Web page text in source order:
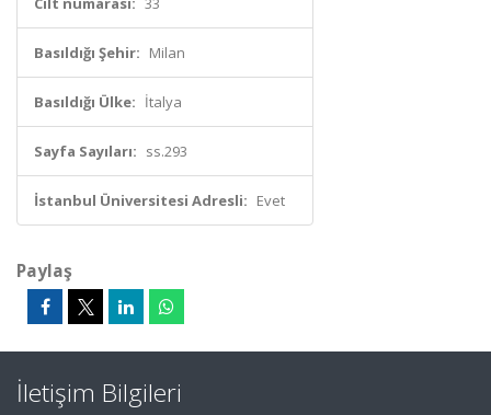
Basıldığı Şehir: Milan
Basıldığı Ülke: İtalya
Sayfa Sayıları: ss.293
İstanbul Üniversitesi Adresli: Evet
Paylaş
İletişim Bilgileri